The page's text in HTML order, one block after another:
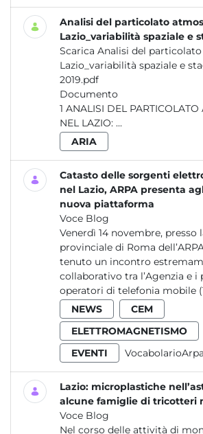
Analisi del particolato
Lazio_variabilità spaziale e
Scarica Analisi del
Lazio_variabilità spaziale e
2019.pdf
Documento
1 ANALISI DEL PARTICOLATO ARMOSFERICO
NEL LAZIO: ...
ARIA
Catasto delle sorgenti
nel Lazio, ARPA presenta
nuova piattaforma
Voce Blog
Venerdì 14 novembre, presso
provinciale di Roma
tenuto un incontro
collaborativo tra l’Agenzia e i
operatori di telefonia mobile
NEWS
CEM
ELETTROMAGNETISMO
EVENTI
Lazio: microplastiche
alcune famiglie di tricotteri
Voce Blog
Nel corso delle attività di